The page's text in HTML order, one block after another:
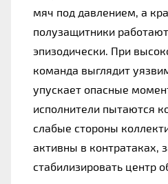
мяч под давлением, а
полузащитники
эпизодически. При
команда выглядит
упускает опасные
исполнители пытаются
слабые стороны
активны в контратаках,
стабилизировать центр